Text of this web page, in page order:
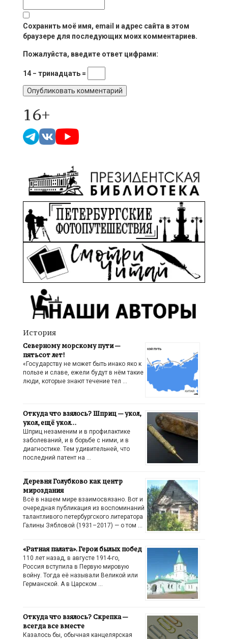
Сохранить моё имя, email и адрес сайта в этом
браузере для последующих моих комментариев.
Пожалуйста, введите ответ цифрами:
14 − тринадцать =
16+
История
Северному морскому пути —
пятьсот лет!
«Государству не может быть инако яко к
пользе и славе, ежели будут в нём такие
люди, которые знают течение тел …
Откуда что взялось? Шприц — укол,
укол, ещё укол…
Шприц незаменим и в профилактике
заболеваний, и в борьбе с ними, и в
диагностике. Тем удивительней, что
последний патент на …
Деревня Голубково как центр
мироздания
Всё в нашем мире взаимосвязано. Вот и
очередная публикация из воспоминаний
талантливого петербургского литератора
Галины Зябловой (1931–2017) — о том …
«Ратная палата». Герои былых побед
110 лет назад, в августе 1914-го,
Россия вступила в Первую мировую
войну. Тогда её называли Великой или
Германской. А в Царском …
Откуда что взялось? Скрепка —
всегда все вместе
Казалось бы, обычная канцелярская